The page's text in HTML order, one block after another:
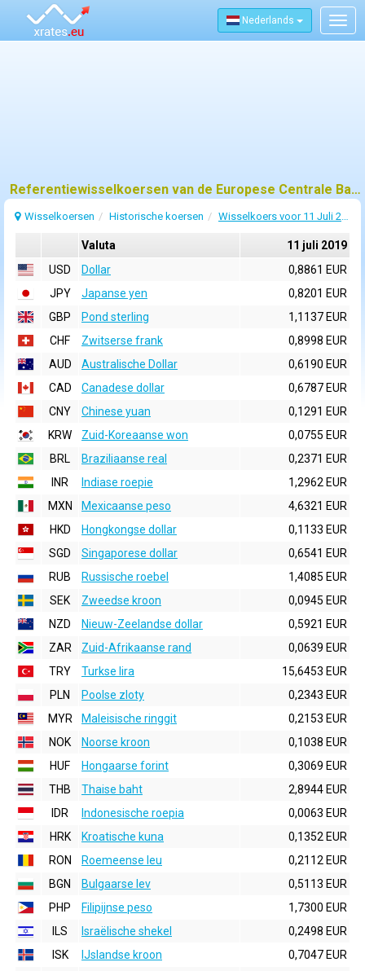
Nederlands
Referentiewisselkoersen van de Europese Centrale Bank (ECB) voor 11 juli 2019
Wisselkoersen Historische koersen Wisselkoers voor 11 Juli 2019
Valuta
11 juli 2019
USD
Dollar
0,8861 EUR
JPY
Japanse yen
0,8201 EUR
GBP
Pond sterling
1,1137 EUR
CHF
Zwitserse frank
0,8998 EUR
AUD
Australische Dollar
0,6190 EUR
CAD
Canadese dollar
0,6787 EUR
CNY
Chinese yuan
0,1291 EUR
KRW
Zuid-Koreaanse won
0,0755 EUR
BRL
Braziliaanse real
0,2371 EUR
INR
Indiase roepie
1,2962 EUR
MXN
Mexicaanse peso
4,6321 EUR
HKD
Hongkongse dollar
0,1133 EUR
SGD
Singaporese dollar
0,6541 EUR
RUB
Russische roebel
1,4085 EUR
SEK
Zweedse kroon
0,0945 EUR
NZD
Nieuw-Zeelandse dollar
0,5921 EUR
ZAR
Zuid-Afrikaanse rand
0,0639 EUR
TRY
Turkse lira
15,6453 EUR
PLN
Poolse zloty
0,2343 EUR
MYR
Maleisische ringgit
0,2153 EUR
NOK
Noorse kroon
0,1038 EUR
HUF
Hongaarse forint
0,3069 EUR
THB
Thaise baht
2,8944 EUR
IDR
Indonesische roepia
0,0063 EUR
HRK
Kroatische kuna
0,1352 EUR
RON
Roemeense leu
0,2112 EUR
BGN
Bulgaarse lev
0,5113 EUR
PHP
Filipijnse peso
1,7300 EUR
ILS
Israëlische shekel
0,2498 EUR
ISK
IJslandse kroon
0,7047 EUR